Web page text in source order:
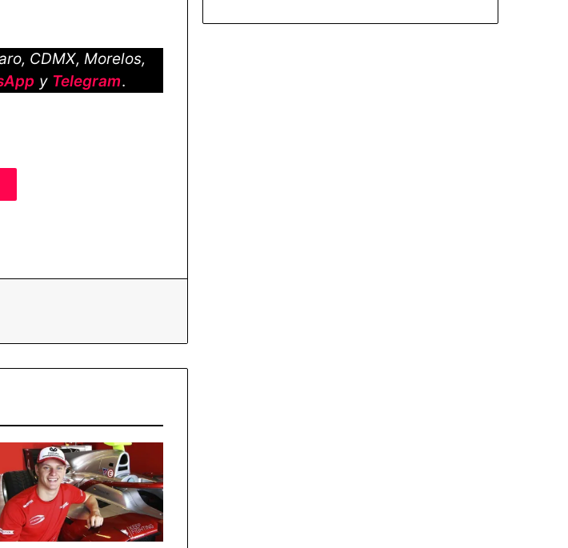
CDMX, Morelos,
y Telegram.